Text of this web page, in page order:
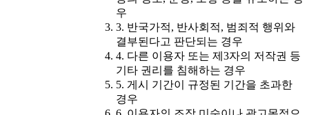
우
3. 반국가적, 반사회적, 범죄적 행위와
결부된다고 판단되는 경우
4. 다른 이용자 또는 제3자의 저작권 등
기타 권리를 침해하는 경우
5. 게시 기간이 규정된 기간을 초과한
경우